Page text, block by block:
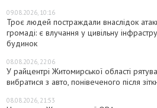
09.08.2026, 10:16
Троє людей постраждали внаслідок
громаді: є влучання у цивільну
будинок
08.08.2026, 22:06
У райцентрі Житомирської області
вибратися з авто, понівеченого після
08.08.2026, 21:53